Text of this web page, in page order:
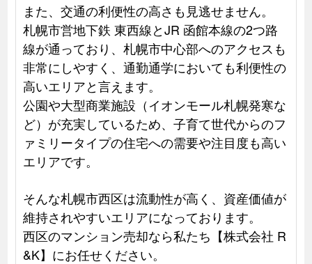
また、交通の利便性の高さも見逃せません。
札幌市営地下鉄 東西線とJR 函館本線の2つ路
線が通っており、札幌市中心部へのアクセスも
非常にしやすく、通勤通学においても利便性の
高いエリアと言えます。
公園や大型商業施設（イオンモール札幌発寒な
ど）が充実しているため、子育て世代からのフ
ァミリータイプの住宅への需要や注目度も高い
エリアです。
そんな札幌市西区は流動性が高く、資産価値が
維持されやすいエリアになっております。
西区のマンション売却なら私たち【株式会社 R
&K】にお任せください。